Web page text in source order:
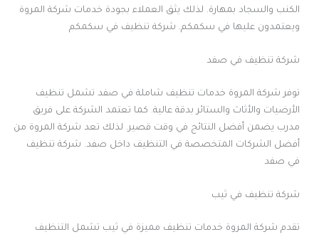
الكنب والسجاد بمهارة. لذلك يثق العملاء بجودة خدمات شركة المروة
ويعتمدون عليها في سكمكم. شركة تنظيف في سكمكم
شركة تنظيف في صفد
توفر شركة المروة خدمات تنظيف شاملة في صفد تشمل تنظيف
الأرضيات والأثاث والستائر بدقة عالية. كما تعتمد الشركة على فريق
مدرب يضمن أفضل النتائج في وقت قصير. لذلك تعد شركة المروة من
أفضل الشركات المتخصصة في التنظيف داخل صفد. شركة تنظيف
في صفد
شركة تنظيف في ثيب
تقدم شركة المروة خدمات تنظيف مميزة في ثيب تشمل التنظيف